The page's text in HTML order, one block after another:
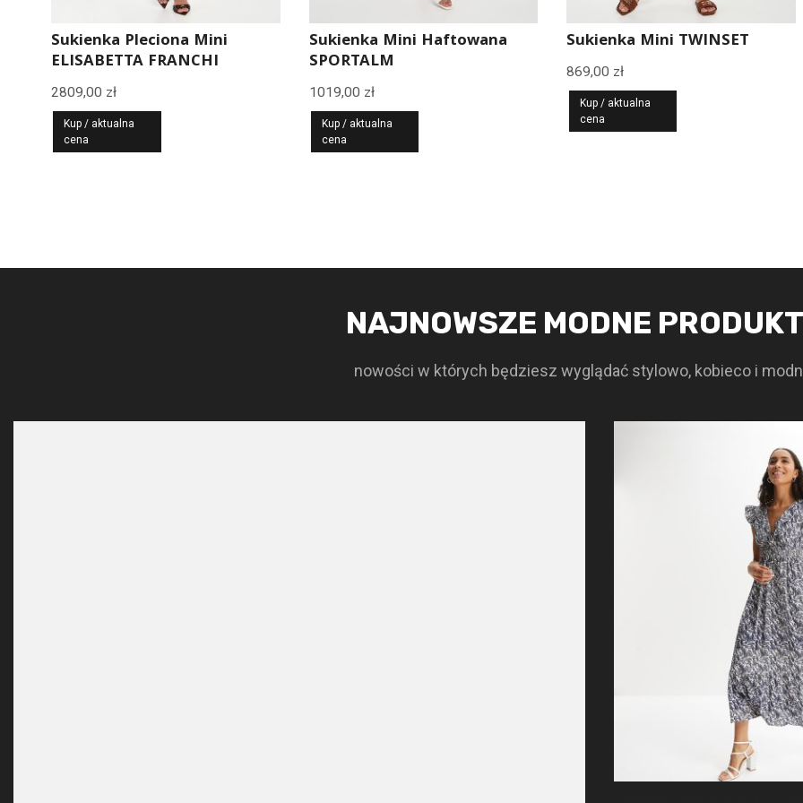
Sukienka Pleciona Mini
ELISABETTA FRANCHI
2809,00 zł
Kup / aktualna
cena
Sukienka Mini Haftowana
SPORTALM
1019,00 zł
Kup / aktualna
cena
Sukienka Mini TWINSET
869,00 zł
Kup / aktualna
cena
NAJNOWSZE MODNE
nowości w których będziesz wyglądać stylowo, kobieco i